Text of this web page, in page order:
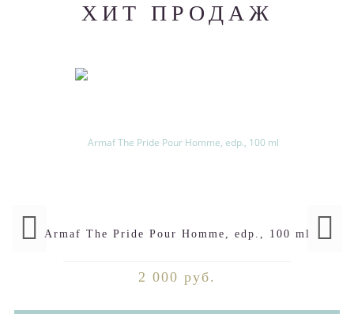
ХИТ ПРОДАЖ
Armaf The Pride Pour Homme, edp., 100 ml
2 000 руб.